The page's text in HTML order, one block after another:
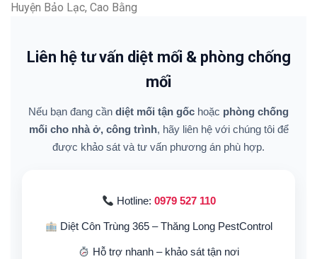
Huyện Bảo Lạc, Cao Bằng
Liên hệ tư vấn diệt mối & phòng chống
mối
Nếu bạn đang cần diệt mối tận gốc hoặc phòng chống
mối cho nhà ở, công trình, hãy liên hệ với chúng tôi để
được khảo sát và tư vấn phương án phù hợp.
Hotline: 0979 527 110
Diệt Côn Trùng 365 – Thăng Long PestControl
Hỗ trợ nhanh – khảo sát tận nơi